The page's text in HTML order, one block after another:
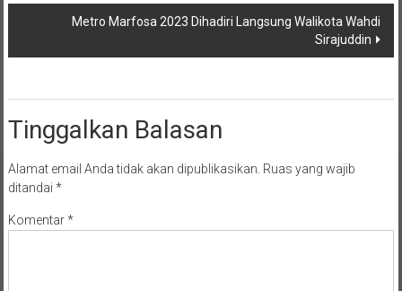
Metro Marfosa 2023 Dihadiri Langsung Walikota Wahdi
Sirajuddin
Tinggalkan Balasan
Alamat email Anda tidak akan dipublikasikan. Ruas yang wajib
ditandai *
Komentar*